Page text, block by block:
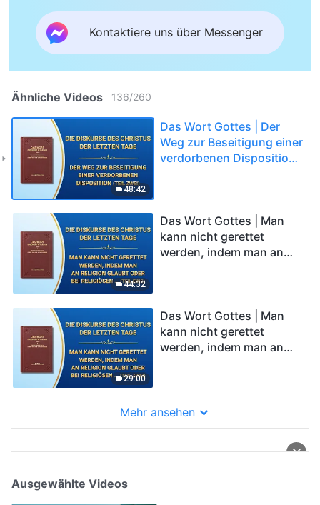
Kontaktiere uns über Messenger
Ähnliche Videos 136/260
48:42
Das Wort Gottes | Der
Weg zur Beseitigung einer
verdorbenen Disposition
44:32
Das Wort Gottes | Man
kann nicht gerettet
werden, indem man an
29:00
Das Wort Gottes | Man
kann nicht gerettet
werden, indem man an
Mehr ansehen
Ausgewählte Videos